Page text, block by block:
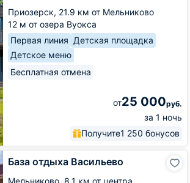
Приозерск, 21.9 км от Мельниково
12 м от озера Вуокса
Первая линия Детская площадка
Детское меню
Бесплатная отмена
от25 000руб.
за 1 ночь
Получите1 250 бонусов
База отдыха Васильево
Мельниково, 8.1 км от центра